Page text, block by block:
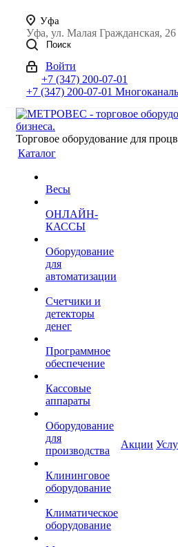
Уфа
Уфа, ул. Малая Гражданская, 26
Поиск
Войти
+7 (347) 200-07-01
+7 (347) 200-07-01
Торговое оборудование для
Каталог
Весы
ОНЛАЙН-
КАССЫ
Оборудование
для
автоматизации
Счетчики и
детекторы
денег
Программное
обеспечение
Кассовые
аппараты
Оборудование
для
производства
Клининговое
оборудование
Климатическое
оборудование
Акции